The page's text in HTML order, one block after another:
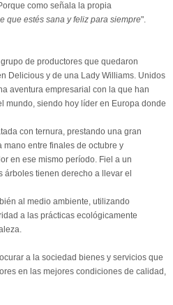
como señala la propia
que estés sana y feliz para siempre".
de productores que quedaron
Delicious y de una Lady Williams. Unidos
aventura empresarial con la que han
mundo, siendo hoy líder en Europa donde
con ternura, prestando una gran
entre finales de octubre y
en ese mismo período. Fiel a un
tienen derecho a llevar el
al medio ambiente, utilizando
a las prácticas ecológicamente
a la sociedad bienes y servicios que
en las mejores condiciones de calidad,